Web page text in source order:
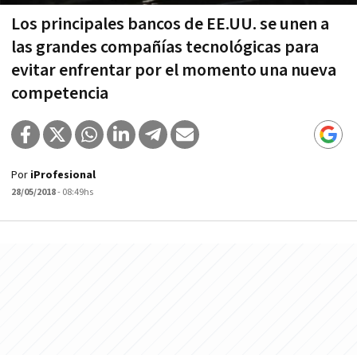
Los principales bancos de EE.UU. se unen a
las grandes compañías tecnológicas para
evitar enfrentar por el momento una nueva
competencia
Por iProfesional
28/05/2018- 08:49hs